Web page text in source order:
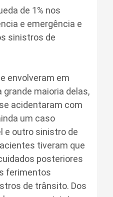
de 1% nos
e emergência e
sinistros de
envolveram em
maioria delas,
acidentaram com
um caso
e outro sinistro de
tiveram que
posteriores
ferimentos
de trânsito. Dos